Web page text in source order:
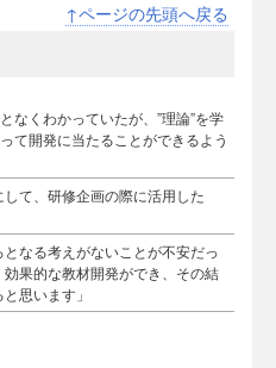
↑ページの先頭へ戻る
なくわかっていたが、”理論”を学
て開発に当たることができるよう
して、研修企画の際に活用した
となる考えがないことが不安だっ
果的な教材開発ができ、その結
思います」